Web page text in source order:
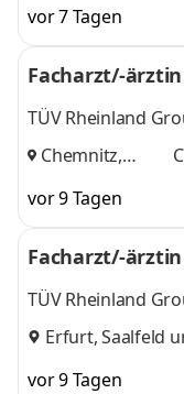
vor 7 Tagen
Facharzt/-
TÜV Rheinland
Chemnitz,
vor 9 Tagen
Facharzt/-
TÜV Rheinland
Erfurt, Saalfeld
vor 9 Tagen